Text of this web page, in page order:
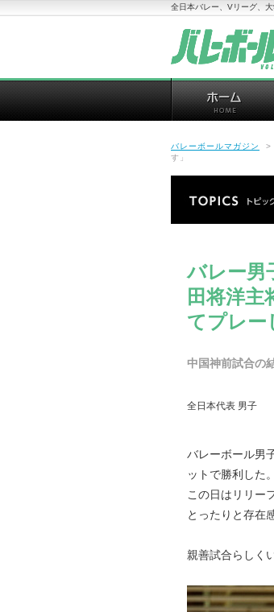
全日本バレー、Vリーグ、
バレーボールマガジン >
す」
バレー男
田将洋
てプレー
中国神前試合の
全日本代表 男子
バレーボール男
ットで勝利した
この日はリリー
とったりと存在
親善試合らしく